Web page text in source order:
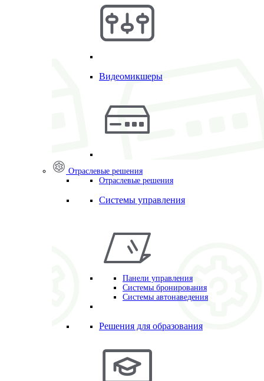
Видеомикшеры
Отраслевые решения
Отраслевые решения
Системы управления
Панели управления
Системы бронирования
Системы автонаведения
Решения для образования